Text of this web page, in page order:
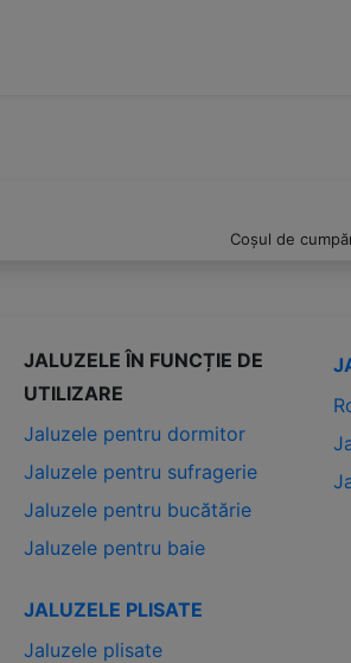
Coșul de
JALUZELE ÎN FUNCȚIE DE
UTILIZARE
Jaluzele pentru dormitor
Jaluzele pentru sufragerie
Jaluzele pentru bucătărie
Jaluzele pentru baie
JALUZELE PLISATE
Jaluzele plisate